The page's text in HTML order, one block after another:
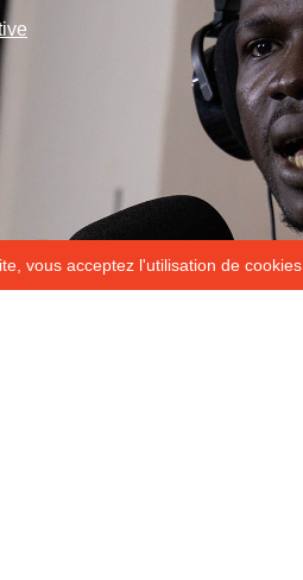
vous acceptez l'utilisation de cookies.
SOUTIENNENT